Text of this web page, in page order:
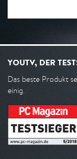
YOUTV, DER
Das beste Produkt
einig.